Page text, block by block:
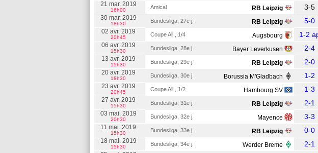
21 mar. 2019
16h00 Amical RB Leipzig 3-5
30 mar. 2019
18h30 Bundesliga, 27e j. RB Leipzig 5-0
02 avr. 2019
20h45 Coupe All., 1/4 Augsbourg 1-2
06 avr. 2019
15h30 Bundesliga, 28e j. Bayer Leverkusen 2-4
13 avr. 2019
15h30 Bundesliga, 29e j. RB Leipzig 2-0
20 avr. 2019
18h30 Bundesliga, 30e j. Borussia M'Gladbach 1-2
23 avr. 2019
20h45 Coupe All., 1/2 Hambourg SV 1-3
27 avr. 2019
15h30 Bundesliga, 31e j. RB Leipzig 2-1
03 mai. 2019
20h30 Bundesliga, 32e j. Mayence 3-3
11 mai. 2019
15h30 Bundesliga, 33e j. RB Leipzig 0-0
18 mai. 2019
15h30 Bundesliga, 34e j. Werder Breme 2-1